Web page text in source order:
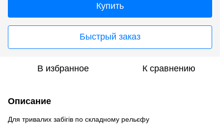
Купить
Быстрый заказ
В избранное К сравнению
Описание
Для тривалих забігів по складному рельєфу